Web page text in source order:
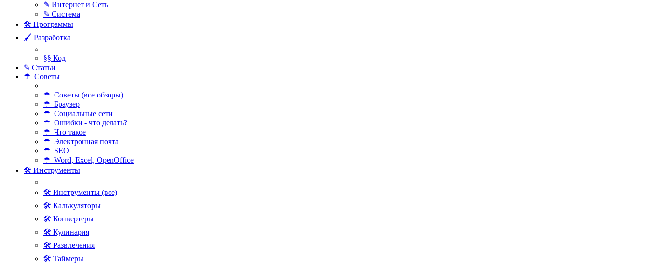
✎ Интернет и Сеть
✎ Система
🛠 Программы
🖌 Разработка
§§ Код
✎ Статьи
☂ Советы
☂ Советы (все обзоры)
☂ Браузер
☂ Социальные сети
☂ Ошибки - что делать?
☂ Что такое
☂ Электронная почта
☂ SEO
☂ Word, Excel, OpenOffice
🛠 Инструменты
🛠 Инструменты (все)
🛠 Калькуляторы
🛠 Конвертеры
🛠 Кулинария
🛠 Развлечения
🛠 Таймеры